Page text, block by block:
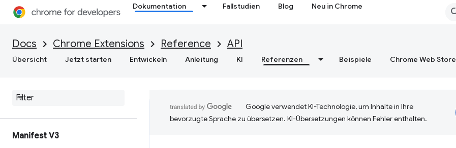
Dokumentation Fallstudien Blog Neu in Chrome
Docs Chrome Extensions Reference API
Übersicht Jetzt starten Entwickeln Anleitung KI Referenzen Beispiele Chrome Web Store
Manifest V3
Google verwendet KI-Technologie, um Inhalte in Ihre
bevorzugte Sprache zu übersetzen. KI-Übersetzungen können Fehler enthalten.